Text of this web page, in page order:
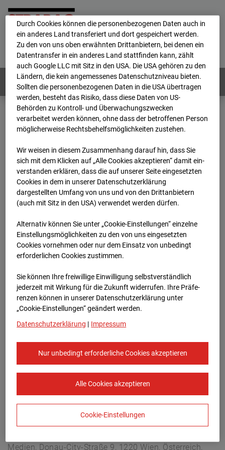
Home E-Mail Impressum
Login
Deutsch / English
Webcams: Alle Länder
Home
Deutschland
BC-186 - BV-Lübbenau Nordkopf
Archiv
2025
02 19 12:00
BC-186 - BV-Lübbenau
Nordkopf
Berliner Str. 30, 03222 Berlin
Zur Übersicht
Europe/Berlin
Medien, Donau-City-Straße 9, 1220 Wien, Österreich,
Durch Cookies können die personenbezogenen Daten auch in
ein anderes Land transferiert und dort gespeichert werden.
Zu den von uns oben erwähnten Drittanbietern, bei denen ein
Datentransfer in ein anderes Land stattfinden kann, zählt
auch Google LLC mit Sitz in den USA. Die USA gehören zu den
Ländern, die kein angemessenes Datenschutzniveau bieten.
Sollten die personenbezogenen Daten in die USA übertragen
werden, besteht das Risiko, dass diese Daten von US-
Behörden zu Kontroll- und Überwachungszwecken
verarbeitet werden können, ohne dass der betroffenen Person
möglicherweise Rechtsbehelfsmöglichkeiten zustehen.
Wir weisen in diesem Zusammenhang darauf hin, dass Sie
sich mit dem Klicken auf „Alle Cookies akzeptieren“ damit ein­
ver­standen erklären, dass die auf unserer Seite eingesetzten
Cookies in dem in unserer Datenschutzerklärung
dargestellten Umfang von uns und von den Drittanbietern
(auch mit Sitz in den USA) verwendet werden dürfen.
Alternativ können Sie unter „Cookie-Einstellungen“ einzelne
Einstellungsmöglichkeiten zu den von uns eingesetzten
Cookies vornehmen oder nur dem Einsatz von unbedingt
erforderlichen Cookies zustimmen.
Sie können Ihre freiwillige Einwilligung selbstverständlich
jederzeit mit Wirkung für die Zukunft widerrufen. Ihre Prä­fe­
renzen können in unserer Datenschutzerklärung unter
„Cookie-Einstellungen“ geändert werden.
Datenschutzerklärung | Impressum
Nur unbedingt erforderliche Cookies akzeptieren
Alle Cookies akzeptieren
Cookie-Einstellungen